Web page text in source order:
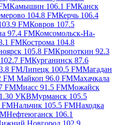
Камышин 106.1 FMКанск
104.8 FMКерчь 106.4
FMКовров 107.5
97.4 FMКомсомольск-На-
FMКострома 104.8
105.8 FMКропоткин 92.3
FMКурганинск 87.6
FMЛипецк 100.5 FMМагадан
FM Майкоп 96.0 FMМахачкала
FMМиасс 91.5 FMМожайск
УКВМурманск 105.5
FMНальчик 105.5 FMНаходка
Нефтеюганск 106.1
Новгород 102.9